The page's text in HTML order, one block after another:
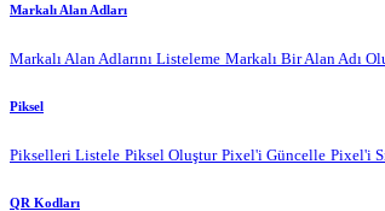
Markalı Alan Adları
Markalı Alan Adlarını Listeleme Markalı Bir Alan Adı
Piksel
Pikselleri Listele Piksel Oluştur Pixel'i Güncelle Pixel'i
QR Kodları